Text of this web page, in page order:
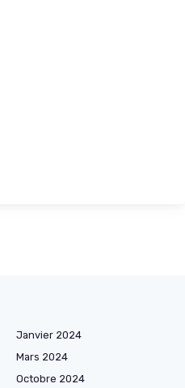
Janvier 2024
Mars 2024
Octobre 2024